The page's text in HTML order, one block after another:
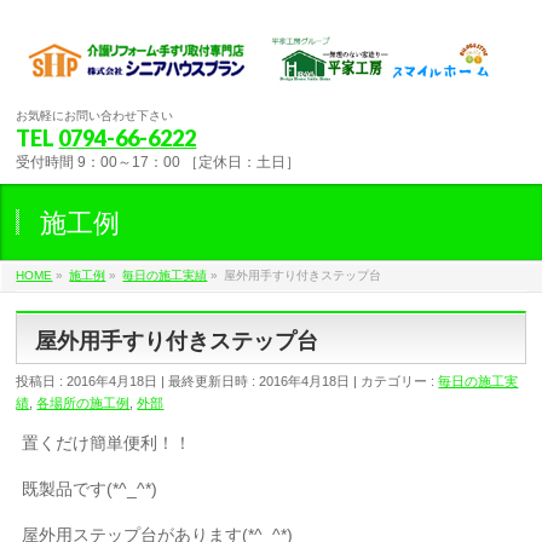
お気軽にお問い合わせ下さい
TEL 0794-66-6222
受付時間 9：00～17：00 ［定休日：土日］
施工例
HOME » 施工例 » 毎日の施工実績 » 屋外用手すり付きステップ台
屋外用手すり付きステップ台
投稿日 : 2016年4月18日 最終更新日時 : 2016年4月18日 カテゴリー :毎日の施工実
績 ,各場所の施工例 ,外部
置くだけ簡単便利！！
既製品です(*^_^*)
屋外用ステップ台があります(*^_^*)